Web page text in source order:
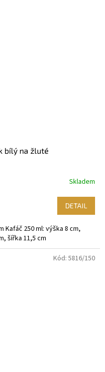
bílý na žluté
Skladem
DETAIL
Kafáč 250 ml: výška 8 cm,
šířka 11,5 cm
Kód: 5816/150